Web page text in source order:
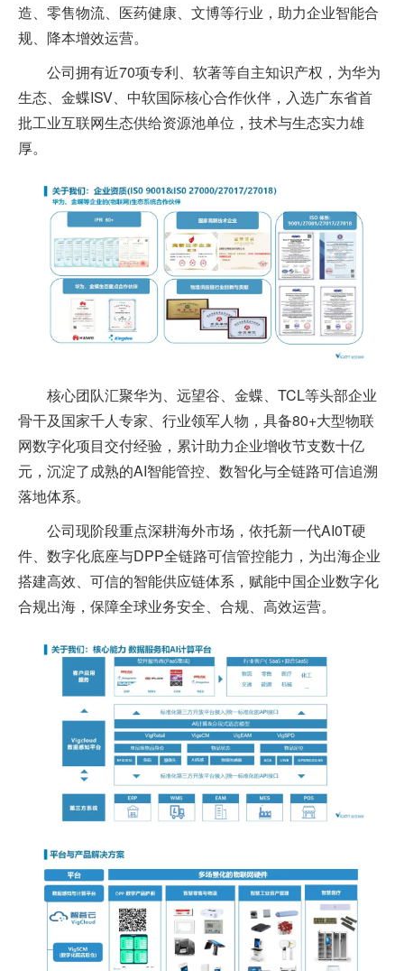
造、零售物流、医药健康、文博等行业，助力企业智能合
规、降本增效运营。
公司拥有近70项专利、软著等自主知识产权，为华为
生态、金蝶ISV、中软国际核心合作伙伴，入选广东省首
批工业互联网生态供给资源池单位，技术与生态实力雄
厚。
核心团队汇聚华为、远望谷、金蝶、TCL等头部企业
骨干及国家千人专家、行业领军人物，具备80+大型物联
网数字化项目交付经验，累计助力企业增收节支数十亿
元，沉淀了成熟的AI智能管控、数智化与全链路可信追溯
落地体系。
公司现阶段重点深耕海外市场，依托新一代AI0T硬
件、数字化底座与DPP全链路可信管控能力，为出海企业
搭建高效、可信的智能供应链体系，赋能中国企业数字化
合规出海，保障全球业务安全、合规、高效运营。